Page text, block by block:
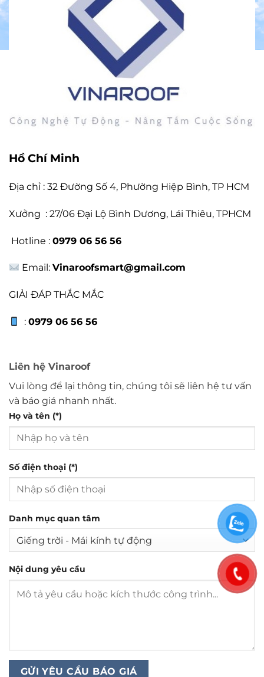
Hồ Chí Minh
Địa chỉ : 32 Đường Số 4, Phường Hiệp Bình, TP HCM
Xưởng : 27/06 Đại Lộ Bình Dương, Lái Thiêu, TPHCM
Hotline : 0979 06 56 56
Email:Vinaroofsmart@gmail.com
GIẢI ĐÁP THẮC MẮC
:0979 06 56 56
Liên hệ Vinaroof
Vui lòng để lại thông tin, chúng tôi sẽ liên hệ tư vấn
và báo giá nhanh nhất.
Họ và tên (*)
Số điện thoại (*)
Danh mục quan tâm
Nội dung yêu cầu